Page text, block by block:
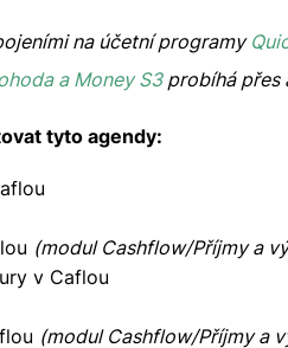
na účetní programy
a Money S3probíhá přes
tyto agendy:
(modul Cashflow/Příjmy a
v Caflou
(modul Cashflow/Příjmy a